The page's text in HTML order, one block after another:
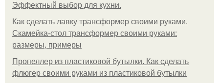
Эффектный выбор для кухни.
Как сделать лавку трансформер своими руками.
Скамейка-стол трансформер своими руками:
размеры, примеры
Пропеллер из пластиковой бутылки. Как сделать
флюгер своими руками из пластиковой бутылки